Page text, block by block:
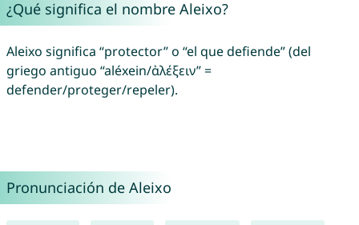
¿Qué significa el nombre Aleixo?
Aleixo significa “protector” o “el que defiende” (del
griego antiguo “aléxein/ἀλέξειν” =
defender/proteger/repeler).
Pronunciación de Aleixo